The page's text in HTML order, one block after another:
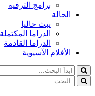
برامج الترفيه
الحالة
يبث حاليا
الدراما المكتملة
الدراما القادمة
الأفلام الآسيوية